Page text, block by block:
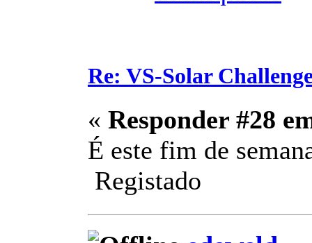
Re: VS-Solar
« Responder #28
É este fim de
Registado